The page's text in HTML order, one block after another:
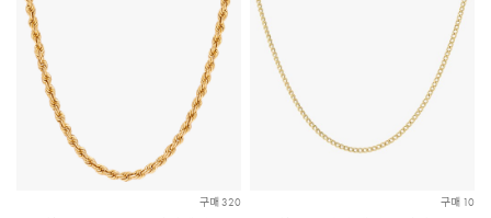
구매 320 구매 10